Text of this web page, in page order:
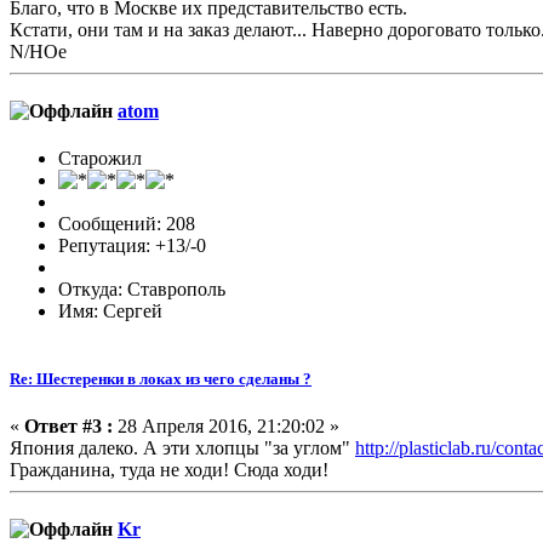
Благо, что в Москве их представительство есть.
Кстати, они там и на заказ делают... Наверно дороговато только.
N/НОе
atom
Старожил
Сообщений: 208
Репутация: +13/-0
Откуда: Ставрополь
Имя: Сергей
Re: Шестеренки в локах из чего сделаны ?
« Ответ #3 : 28 Апреля 2016, 21:20:02 »
Япония далеко. А эти хлопцы "за углом" http://plasticlab.ru/
Гражданина, туда не ходи! Сюда ходи!
Kr